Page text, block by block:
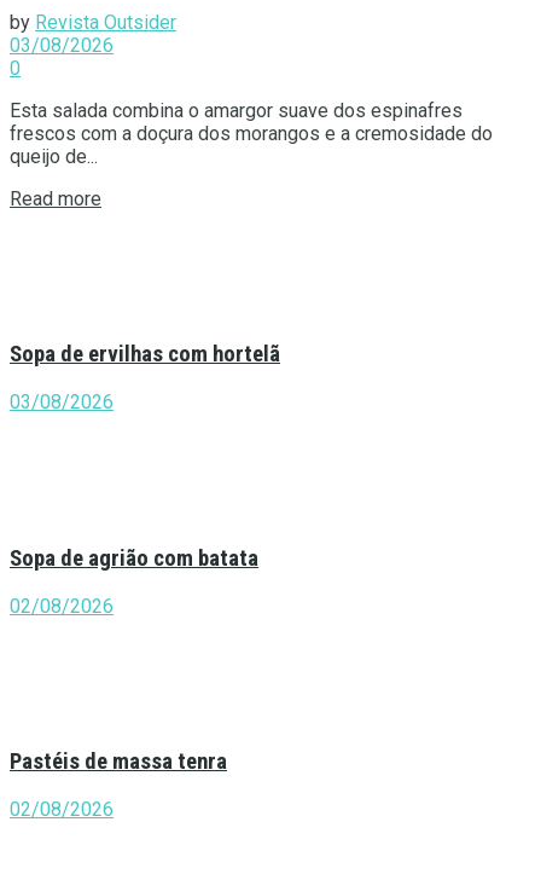
by Revista Outsider
03/08/2026
0
Esta salada combina o amargor suave dos espinafres
frescos com a doçura dos morangos e a cremosidade do
queijo de...
Read more
Sopa de ervilhas com hortelã
03/08/2026
Sopa de agrião com batata
02/08/2026
Pastéis de massa tenra
02/08/2026